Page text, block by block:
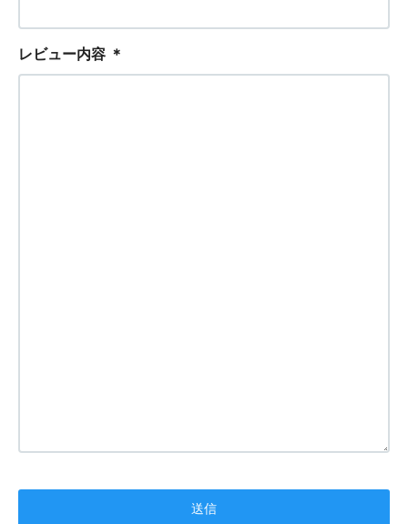
レビュー内容 ＊